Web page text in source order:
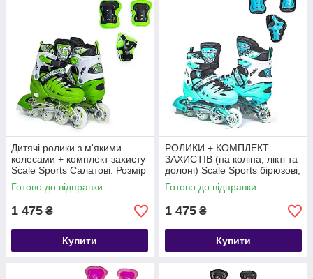
Дитячі ролики з м'якими
колесами + комплект захисту
Scale Sports Салатові. Розмір
34-38
Готово до відправки
1 475 ₴
Купити
РОЛИКИ + КОМПЛЕКТ
ЗАХИСТІВ (на коліна, лікті та
долоні) Scale Sports бірюзові,
розмір 29-33
Готово до відправки
1 475 ₴
Купити